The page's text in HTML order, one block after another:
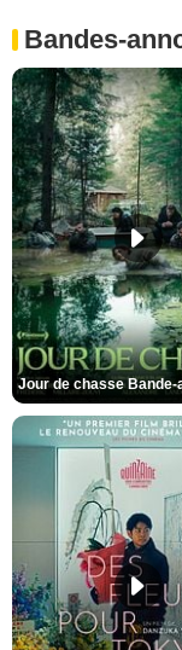
Bandes-
Jour de chasse Bande-